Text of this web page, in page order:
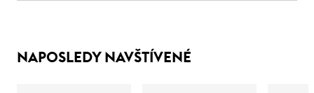
NAPOSLEDY NAVŠTÍVENÉ